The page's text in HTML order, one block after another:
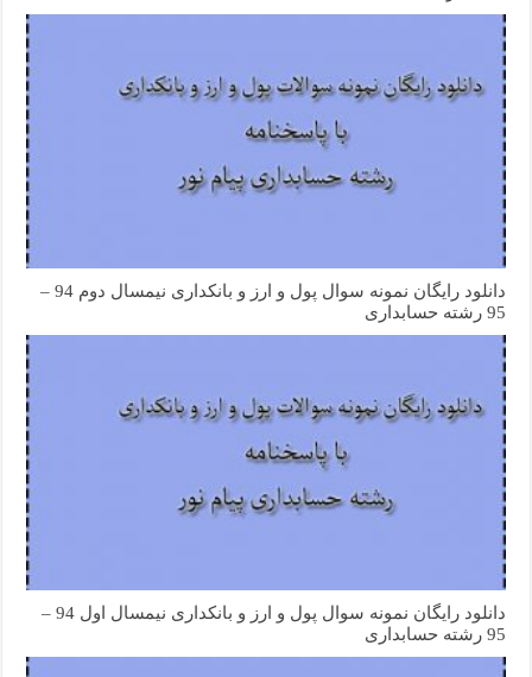
دانلود رایگان نمونه سوال پول و ارز و بانکداری نیمسال دوم 94 –
95 رشته حسابداری
دانلود رایگان نمونه سوال پول و ارز و بانکداری نیمسال اول 94 –
95 رشته حسابداری